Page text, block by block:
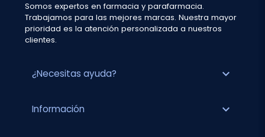
Somos expertos en farmacia y parafarmacia.
Trabajamos para las mejores marcas. Nuestra mayor
prioridad es la atención personalizada a nuestros
clientes.
¿Necesitas ayuda? expand_more
Información expand_more